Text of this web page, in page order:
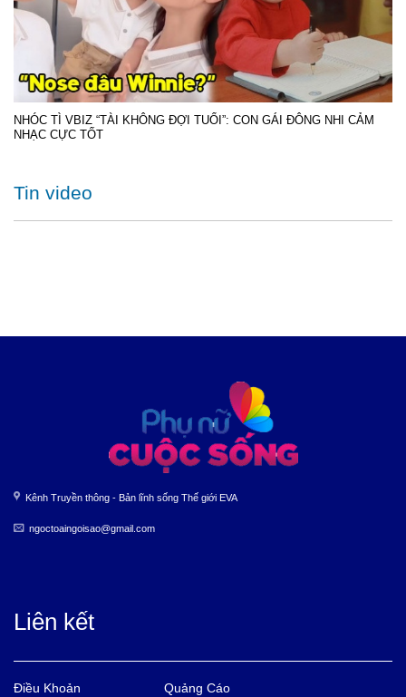
NHÓC TÌ VBIZ “TÀI KHÔNG ĐỢI TUỔI”: CON GÁI ĐÔNG NHI CẢM
NHẠC CỰC TỐT
Tin video
Kênh Truyền thông - Bản lĩnh sống Thế giới EVA
ngoctoaingoisao@gmail.com
Liên kết
Điều Khoản Quảng Cáo